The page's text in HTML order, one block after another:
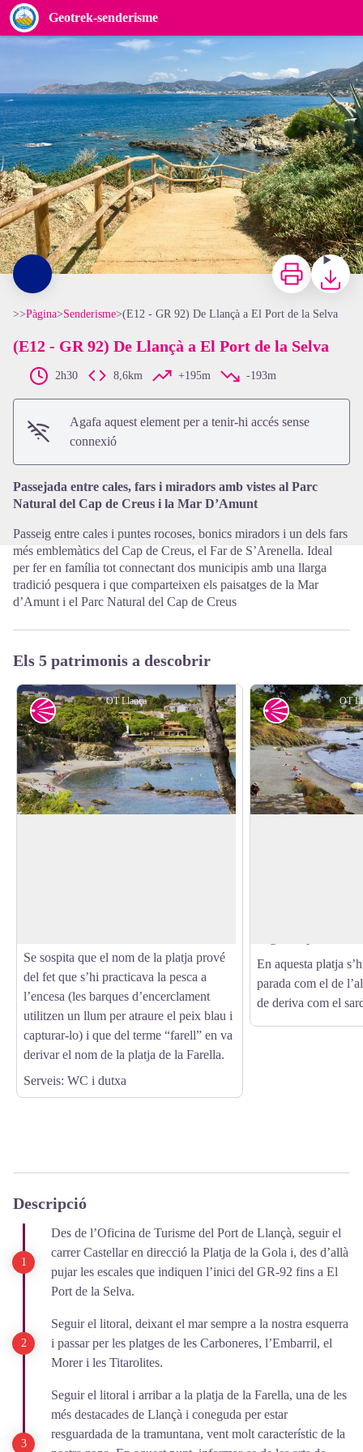
Geotrek-senderisme
(E12 - GR 92) De Llançà a El Port de la Selva
View picture in full screen
ImprimirBaixar
>>Pàgina>Senderisme>(E12 - GR 92) De Llançà a El Port de la Selva
(E12 - GR 92) De Llançà a El Port de la Selva
2h30 8,6km +195m -193m
Agafa aquest element per a tenir-hi accés sense
connexió
Passejada entre cales, fars i miradors amb vistes al Parc
Natural del Cap de Creus i la Mar D’Amunt
Passeig entre cales i puntes rocoses, bonics miradors i un dels fars
més emblemàtics del Cap de Creus, el Far de S’Arenella. Ideal
per fer en família tot connectant dos municipis amb una llarga
tradició pesquera i que comparteixen els paisatges de la Mar
d’Amunt i el Parc Natural del Cap de Creus
Els 5 patrimonis a descobrir
OT Llança
Se sospita que el nom de la platja prové
del fet que s’hi practicava la pesca a
l’encesa (les barques d’encerclament
utilitzen un llum per atraure el peix blau i
capturar-lo) i que del terme “farell” en va
derivar el nom de la platja de la Farella.
Serveis: WC i dutxa
OT
En aquesta platja
parada com el de
de deriva com el
Descripció
Des de l’Oficina de Turisme del Port de Llançà, seguir el
carrer Castellar en direcció la Platja de la Gola i, des d’allà
pujar les escales que indiquen l’inici del GR-92 fins a El
Port de la Selva.
Seguir el litoral, deixant el mar sempre a la nostra esquerra
i passar per les platges de les Carboneres, l’Embarril, el
Morer i les Titarolites.
Seguir el litoral i arribar a la platja de la Farella, una de les
més destacades de Llançà i coneguda per estar
resguardada de la tramuntana, vent molt característic de la